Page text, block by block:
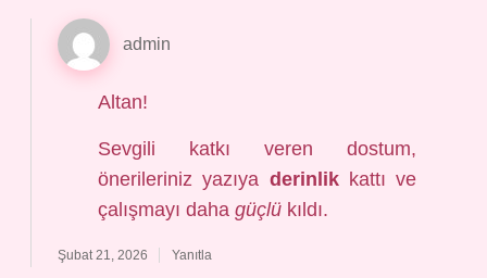
admin
Altan!
Sevgili katkı veren dostum,
önerileriniz yazıya derinlikkattı ve
çalışmayı daha güçlükıldı.
Şubat 21, 2026 Yanıtla